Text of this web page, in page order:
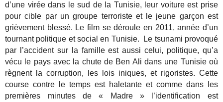
d’une virée dans le sud de la Tunisie, leur voiture est prise
pour cible par un groupe terroriste et le jeune garçon est
grièvement blessé. Le film se déroule en 2011, année d’un
tournant politique et social en Tunisie. Le tsunami provoqué
par l’accident sur la famille est aussi celui, politique, qu’a
vécu le pays avec la chute de Ben Ali dans une Tunisie où
règnent la corruption, les lois iniques, et rigoristes. Cette
course contre le temps est haletante et comme dans les
premières minutes de « Madre » l’identification est